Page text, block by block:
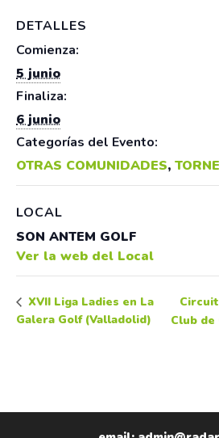
DETALLES
Comienza:
5 junio
Finaliza:
6 junio
Categorías del Evento:
OTRAS COMUNIDADES,
LOCAL
SON ANTEM GOLF
Ver la web del Local
XVII Liga Ladies en La
Galera Golf (Valladolid)
Club de